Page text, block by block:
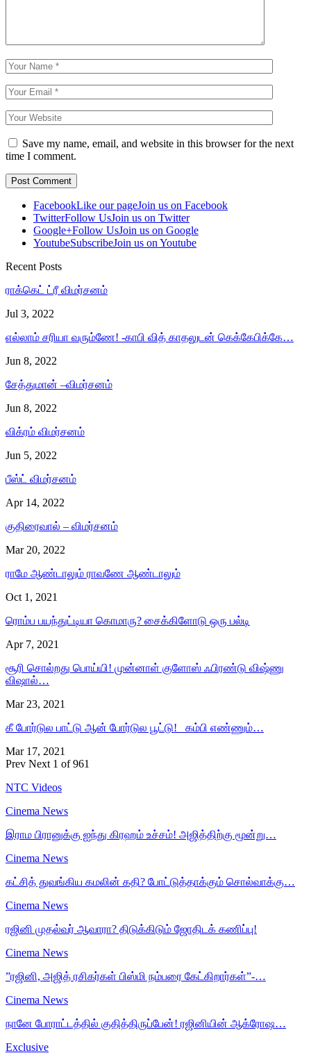
Save my name, email, and website in this browser for the next
time I comment.
FacebookLike our pageJoin us on Facebook
TwitterFollow UsJoin us on Twitter
Google+Follow UsJoin us on Google
YoutubeSubscribeJoin us on Youtube
Recent Posts
ராக்கெட் ட்ரீ விமர்சனம்
Jul 3, 2022
எல்லாம் சரியா வரும்ணே! -காபி வித் காதலுடன் கெக்கேபிக்கே…
Jun 8, 2022
சேத்துமான் –விமர்சனம்
Jun 8, 2022
விக்ரம் விமர்சனம்
Jun 5, 2022
பீஸ்ட் விமர்சனம்
Apr 14, 2022
குதிரைவால் – விமர்சனம்
Mar 20, 2022
ராமே ஆண்டாலும் ராவணே ஆண்டாலும்
Oct 1, 2021
ரொம்ப பயந்துட்டியா கொமாரு? சைக்கிளோடு ஒரு பல்டி
Apr 7, 2021
சூரி சொல்றது பொய்யி! முன்னாள் குளோஸ் ஃபிரண்டு விஷ்ணு
விஷால்…
Mar 23, 2021
கீ போர்டுல பாட்டு ஆன் போர்டுல பூட்டு! கம்பி எண்ணும்…
Mar 17, 2021
Prev Next 1 of 961
NTC Videos
Cinema News
இராம பிரானுக்கு ஐந்து கிரஹம் உச்சம்! அஜித்திற்கு மூன்று…
Cinema News
கட்சித் துவங்கிய கமலின் கதி? போட்டுத்தாக்கும் சொல்வாக்கு…
Cinema News
ரஜினி முதல்வர் ஆவாரா? திடுக்கிடும் ஜோதிடக் கணிப்பு!
Cinema News
”ரஜினி, அஜித் ரசிகர்கள் பிஸ்மி நம்பரை கேட்கிறார்கள்”-…
Cinema News
நானே போராட்டத்தில் குதித்திருப்பேன்! ரஜினியின் ஆக்ரோஷ…
Exclusive